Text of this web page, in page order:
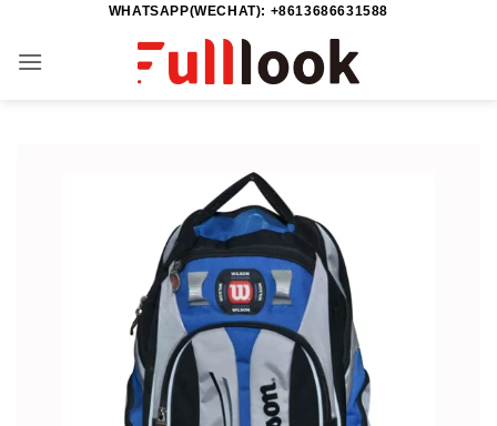
contenuti
WHATSAPP(WECHAT): +8613686631588